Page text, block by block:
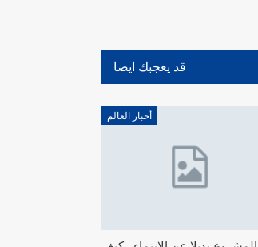
قد يعجبك ايضا
أخبار العالم